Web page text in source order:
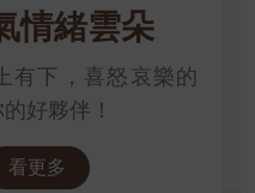
情緒雲朵
有下，喜怒哀樂的
好夥伴！
看更多